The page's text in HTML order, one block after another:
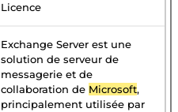
Licence
Exchange Server est une
solution de serveur de
messagerie et de
collaboration de Microsoft,
principalement utilisée par